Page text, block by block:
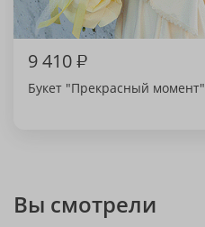
9 410₽
Букет "Прекрасный момент"
Вы смотрели